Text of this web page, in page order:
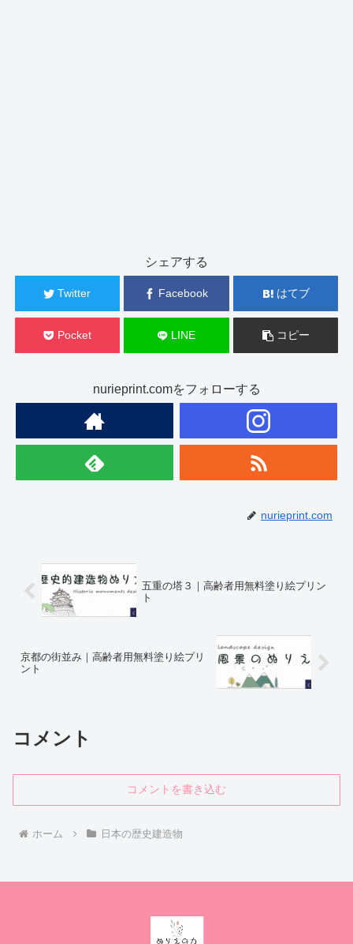
シェアする
Twitter Facebook はてブ
Pocket LINE コピー
nurieprint.comをフォローする
nurieprint.com
五重の塔３｜高齢者用無料塗り絵プリン
ト
京都の街並み｜高齢者用無料塗り絵プリ
ント
コメント
コメントを書き込む
ホーム 日本の歴史建造物